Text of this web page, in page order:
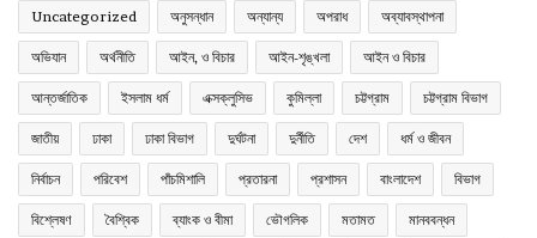
Uncategorized অনুসন্ধান অন্যান্য অপরাধ অব্যাবস্থাপনা
অভিযান অর্থনীতি আইন, ও বিচার আইন-শৃঙ্খলা আইন ও বিচার
আন্তর্জাতিক ইসলাম ধর্ম এক্সক্লুসিভ কুমিল্লা চট্টগ্রাম চট্টগ্রাম বিভাগ
জাতীয় ঢাকা ঢাকা বিভাগ দুর্ঘটনা দুর্নীতি দেশ ধর্ম ও জীবন
নির্বাচন পরিবেশ পাঁচমিশালি প্রতারনা প্রশাসন বাংলাদেশ বিভাগ
বিশ্লেষণ বৈশ্বিক ব্যাংক ও বীমা ভৌগলিক মতামত মানববন্ধন